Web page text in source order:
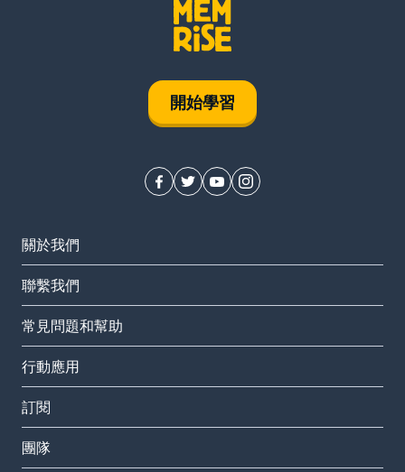
開始學習
關於我們
聯繫我們
常見問題和幫助
行動應用
訂閱
團隊